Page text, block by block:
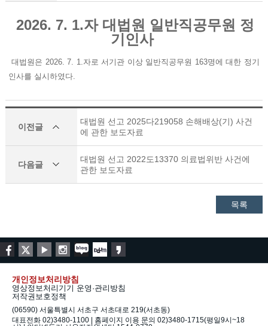
2026. 7. 1.자 대법원 일반직공무원 정
기인사
대법원은 2026. 7. 1.자로 서기관 이상 일반직공무원 163명에 대한 정기
인사를 실시하였다.
이전글
대법원 선고 2025다219058 손해배상(기) 사건
에 관한 보도자료
다음글
대법원 선고 2022도13370 의료법위반 사건에
관한 보도자료
목록
개인정보처리방침
영상정보처리기기 운영·관리방침
저작권보호정책
(06590) 서울특별시 서초구 서초대로 219(서초동)
대표전화 02)3480-1100 | 홈페이지 이용 문의 02)3480-1715(평일9시~18